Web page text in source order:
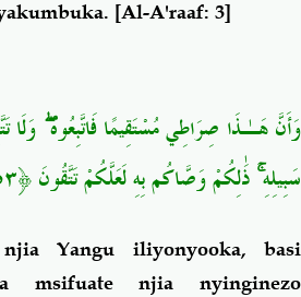
[Al-A'raaf: 3]
وَأَنَّ هَـٰذَا صِرَاطِي مُسْتَقِيمًا فَاتَّبِعُوهُ ۖ وَلَا
سَبِيلِهِ ۚ ذَٰلِكُمْ وَصَّاكُم بِهِ لَعَلَّكُمْ تَتَّقُونَ ﴿١٥٣﴾
Yangu iliyonyooka, basi
msifuate njia nyinginezo